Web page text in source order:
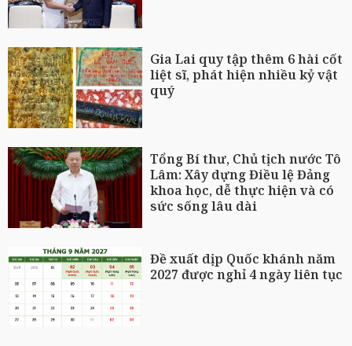
Gia Lai quy tập thêm 6 hài cốt
liệt sĩ, phát hiện nhiều kỷ vật
quý
Tổng Bí thư, Chủ tịch nước Tô
Lâm: Xây dựng Điều lệ Đảng
khoa học, dễ thực hiện và có
sức sống lâu dài
Đề xuất dịp Quốc khánh năm
2027 được nghỉ 4 ngày liên tục